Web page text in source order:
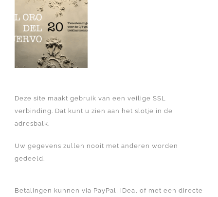
Deze site maakt gebruik van een veilige SSL
verbinding. Dat kunt u zien aan het slotje in de
adresbalk.
Uw gegevens zullen nooit met anderen worden
gedeeld.
Betalingen kunnen via PayPal, iDeal of met een directe